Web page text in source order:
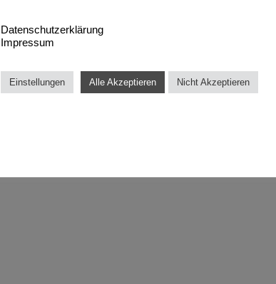
Datenschutzerklärung
Impressum
Einstellungen Alle Akzeptieren Nicht Akzeptieren